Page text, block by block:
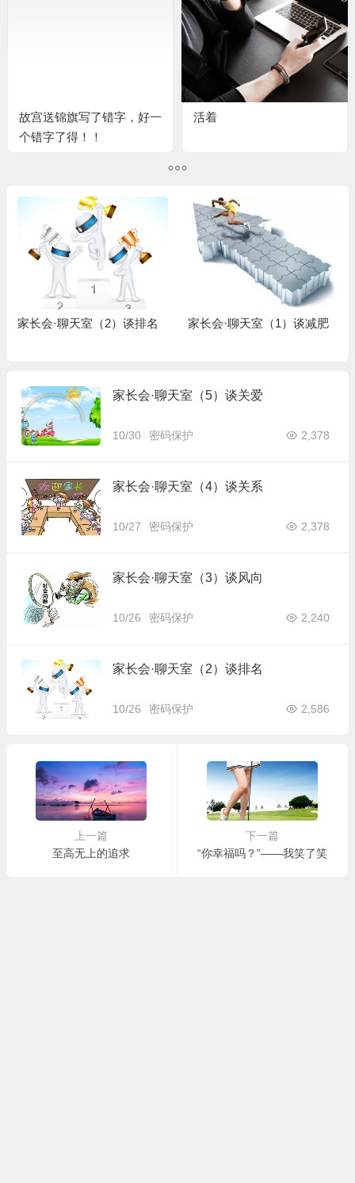
故宫送锦旗写了错字，好一
个错字了得！！
活着
家长会·聊天室（2）谈排名 家长会·聊天室（1）谈减肥
家长会·聊天室（5）谈关爱
10/30 2,378
密码保护
家长会·聊天室（4）谈关系
10/27 2,378
密码保护
家长会·聊天室（3）谈风向
10/26 2,240
密码保护
家长会·聊天室（2）谈排名
10/26 2,586
密码保护
上一篇
至高无上的追求
下一篇
“你幸福吗？”——我笑了笑